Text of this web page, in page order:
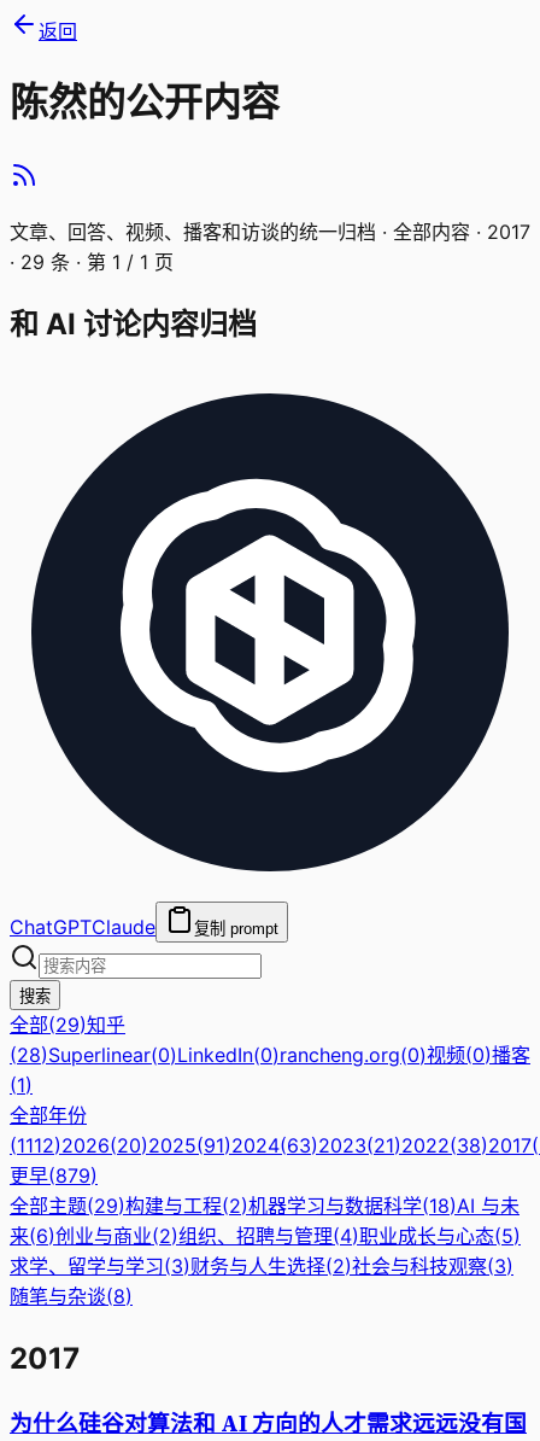
返回
陈然的公开内容
文章、回答、视频、播客和访谈的统一归档 · 全部内容 · 2017
· 29 条 · 第 1 / 1 页
和 AI 讨论内容归档
ChatGPTClaude 复制 prompt
搜索
全部(29)知乎
(28)Superlinear(0)LinkedIn(0)rancheng.org(0)视频(0)播客
(1)
全部年份
(1112)2026(20)2025(91)2024(63)2023(21)2022(38)2017(
更早(879)
全部主题(29)构建与工程(2)机器学习与数据科学(18)AI 与未
来(6)创业与商业(2)组织、招聘与管理(4)职业成长与心态(5)
求学、留学与学习(3)财务与人生选择(2)社会与科技观察(3)
随笔与杂谈(8)
2017
为什么硅谷对算法和 AI 方向的人才需求远远没有国